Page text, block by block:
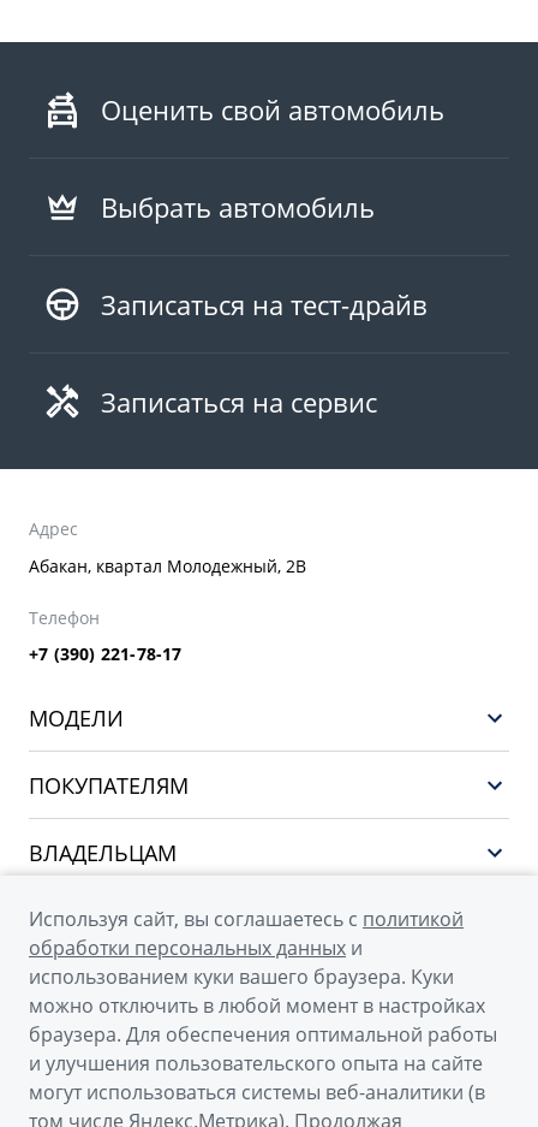
Оценить свой автомобиль
Выбрать автомобиль
Записаться на тест-драйв
Записаться на сервис
Адрес
Абакан, квартал Молодежный, 2В
Телефон
+7 (390) 221-78-17
МОДЕЛИ
EX5
CITYRAY
ATLAS
OKAVANGO
MONJARO
Архивные модели
ПОКУПАТЕЛЯМ
Финансы и услуги
ВЛАДЕЛЬЦАМ
Поддержка
О КОМПАНИИ
О бренде GEELY
О дилерском центре
Новости
Наша команда
© 2026
Используя сайт, вы соглашаетесь с политикой
обработки персональных данных и
использованием куки вашего браузера. Куки
можно отключить в любой момент в настройках
браузера. Для обеспечения оптимальной работы
и улучшения пользовательского опыта на сайте
могут использоваться системы веб-аналитики (в
том числе Яндекс.Метрика). Продолжая